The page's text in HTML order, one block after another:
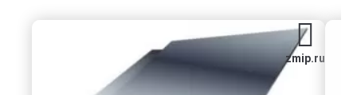
zmip.ru